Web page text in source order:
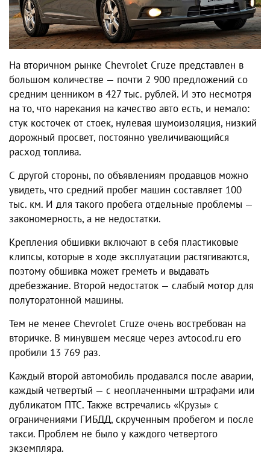
На вторичном рынке Chevrolet Cruze представлен в
большом количестве — почти 2 900 предложений со
средним ценником в 427 тыс. рублей. И это несмотря
на то, что нарекания на качество авто есть, и немало:
стук косточек от стоек, нулевая шумоизоляция, низкий
дорожный просвет, постоянно увеличивающийся
расход топлива.
С другой стороны, по объявлениям продавцов можно
увидеть, что средний пробег машин составляет 100
тыс. км. И для такого пробега отдельные проблемы —
закономерность, а не недостатки.
Крепления обшивки включают в себя пластиковые
клипсы, которые в ходе эксплуатации растягиваются,
поэтому обшивка может греметь и выдавать
дребезжание. Второй недостаток — слабый мотор для
полуторатонной машины.
Тем не менее Chevrolet Cruze очень востребован на
вторичке. В минувшем месяце через avtocod.ru его
пробили 13 769 раз.
Каждый второй автомобиль продавался после аварии,
каждый четвертый — с неоплаченными штрафами или
дубликатом ПТС. Также встречались «Крузы» с
ограничениями ГИБДД, скрученным пробегом и после
такси. Проблем не было у каждого четвертого
экземпляра.